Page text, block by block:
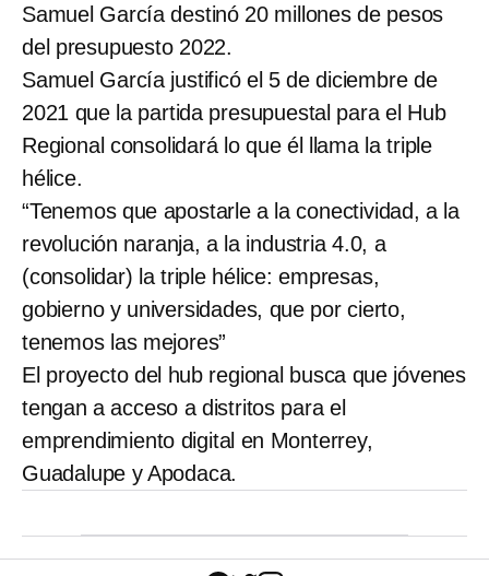
Samuel García destinó 20 millones de pesos
del presupuesto 2022.
Samuel García justificó el 5 de diciembre de
2021 que la partida presupuestal para el Hub
Regional consolidará lo que él llama la triple
hélice.
“Tenemos que apostarle a la conectividad, a la
revolución naranja, a la industria 4.0, a
(consolidar) la triple hélice: empresas,
gobierno y universidades, que por cierto,
tenemos las mejores”
El proyecto del hub regional busca que jóvenes
tengan a acceso a distritos para el
emprendimiento digital en Monterrey,
Guadalupe y Apodaca.